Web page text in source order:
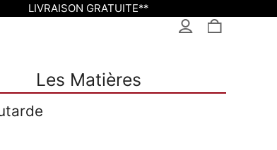
Les Matières
LIVRAISON GRATUITE**